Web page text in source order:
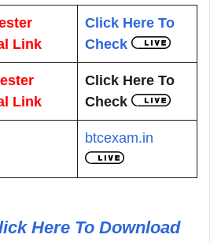
Link
Click Here To
Check
Link
Click Here To
Check
btcexam.in
Here To Download